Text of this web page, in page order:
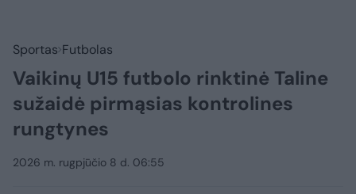
Sportas Futbolas
Vaikinų U15 futbolo rinktinė Taline
sužaidė pirmąsias kontrolines
rungtynes
2026 m. rugpjūčio 8 d. 06:55